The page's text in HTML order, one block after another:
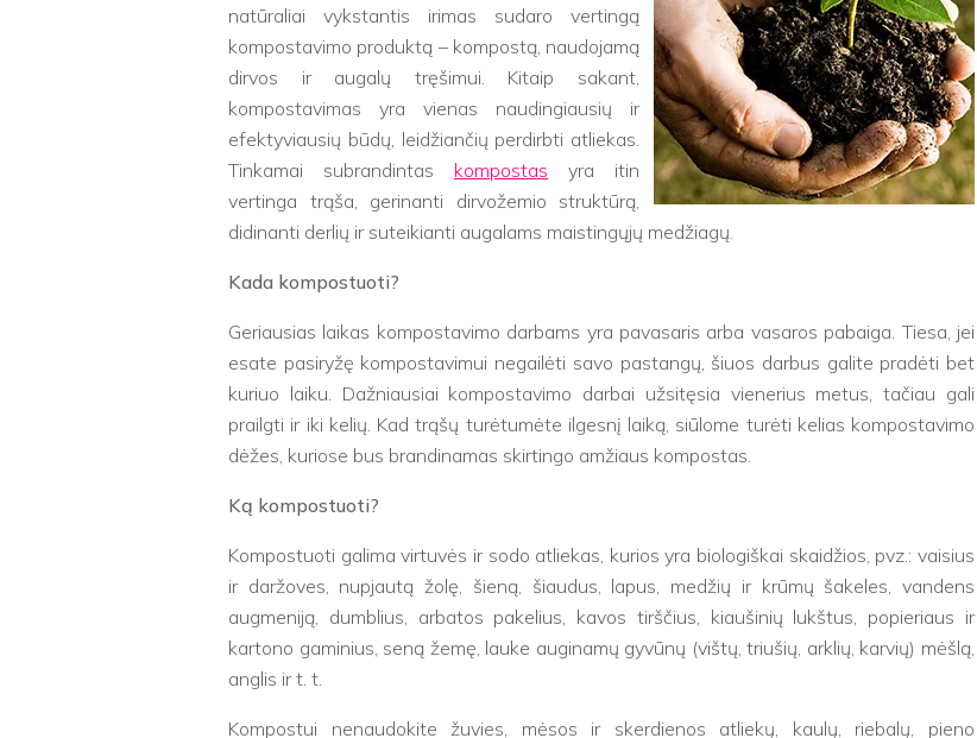
natūraliai vykstantis irimas sudaro vertingą
kompostavimo produktą – kompostą, naudojamą
dirvos ir augalų tręšimui. Kitaip sakant,
kompostavimas yra vienas naudingiausių ir
efektyviausių būdų, leidžiančių perdirbti atliekas.
Tinkamai subrandintas kompostas yra itin
vertinga trąša, gerinanti dirvožemio struktūrą,
didinanti derlių ir suteikianti augalams maistingųjų medžiagų.
Kada kompostuoti?
Geriausias laikas kompostavimo darbams yra pavasaris arba vasaros pabaiga. Tiesa, jei
esate pasiryžę kompostavimui negailėti savo pastangų, šiuos darbus galite pradėti bet
kuriuo laiku. Dažniausiai kompostavimo darbai užsitęsia vienerius metus, tačiau gali
prailgti ir iki kelių. Kad trąšų turėtumėte ilgesnį laiką, siūlome turėti kelias kompostavimo
dėžes, kuriose bus brandinamas skirtingo amžiaus kompostas.
Ką kompostuoti?
Kompostuoti galima virtuvės ir sodo atliekas, kurios yra biologiškai skaidžios, pvz.: vaisius
ir daržoves, nupjautą žolę, šieną, šiaudus, lapus, medžių ir krūmų šakeles, vandens
augmeniją, dumblius, arbatos pakelius, kavos tirščius, kiaušinių lukštus, popieriaus ir
kartono gaminius, seną žemę, lauke auginamų gyvūnų (vištų, triušių, arklių, karvių) mėšlą,
anglis ir t. t.
Kompostui nenaudokite žuvies, mėsos ir skerdienos atliekų, kaulų, riebalų, pieno